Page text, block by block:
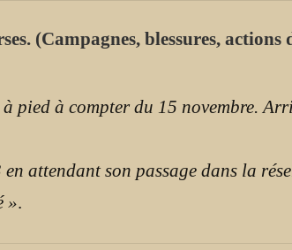
(Campagnes, blessures, actions
pied à compter du 15 novembre.
attendant son passage dans la
»